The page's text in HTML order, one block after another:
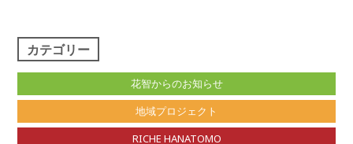
カテゴリー
花智からのお知らせ
地域プロジェクト
RICHE HANATOMO